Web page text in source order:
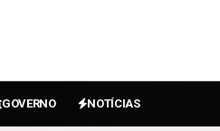
GOVERNO NOTÍCIAS